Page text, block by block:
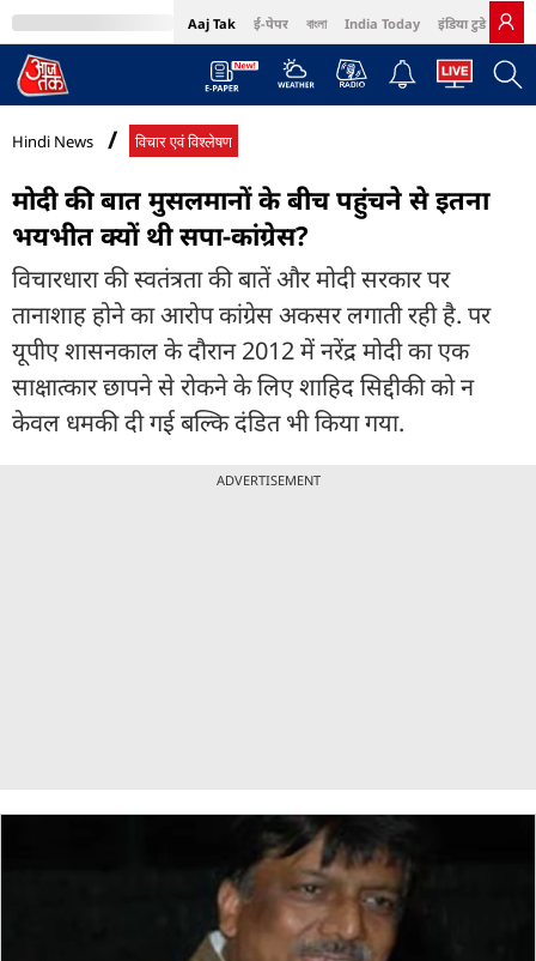
Aaj Tak ई-पेपर বাংলা India Today इंडिया टुडे हिंदी
MumbaiTak Cosmopolitan Harper's Bazaar Northeast
Hindi News विचार एवं विश्लेषण
मोदी की बात मुसलमानों के बीच पहुंचने से इतना
भयभीत क्‍यों थी सपा-कांग्रेस?
विचारधारा की स्वतंत्रता की बातें और मोदी सरकार पर
तानाशाह होने का आरोप कांग्रेस अकसर लगाती रही है. पर
यूपीए शासनकाल के दौरान 2012 में नरेंद्र मोदी का एक
साक्षात्कार छापने से रोकने के लिए शाहिद सिद्दीकी को न
केवल धमकी दी गई बल्कि दंडित भी किया गया.
ADVERTISEMENT